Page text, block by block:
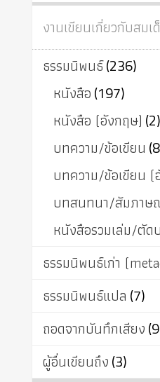
งานเขียนเกี่ยวกับสม
ธรรมนิพนธ์(236)
หนังสือ(197)
หนังสือ (อังกฤษ) (2)
บทความ/ข้อเขียน
บทความ/ข้อเขียน (
บทสนทนา/สัมภา
หนังสือรวมเล่ม/ตัด
ธรรมนิพนธ์เก่า
ธรรมนิพนธ์แปล (7)
ถอดจากบันทึกเสียง
ผู้อื่นเขียนถึง(3)